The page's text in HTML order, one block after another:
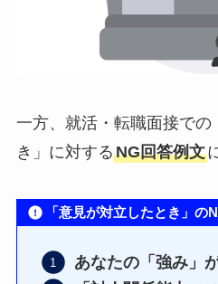
一方、就活・転職面接での
き」に対するNG回答例文
「意見が対立したとき」の
あなたの「強み」